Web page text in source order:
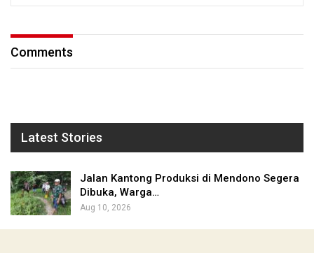
Comments
Latest Stories
Jalan Kantong Produksi di Mendono Segera
Dibuka, Warga…
Aug 10, 2026